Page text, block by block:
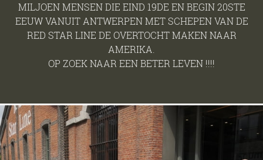
MILJOEN MENSEN DIE EIND 19DE EN BEGIN 20STE
EEUW VANUIT ANTWERPEN MET SCHEPEN VAN DE
RED STAR LINE DE OVERTOCHT MAKEN NAAR
AMERIKA.
OP ZOEK NAAR EEN BETER LEVEN !!!!